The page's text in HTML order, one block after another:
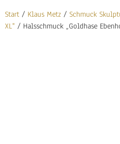
Start / Klaus Metz / Schmuck
XL" / Halsschmuck „Goldhase